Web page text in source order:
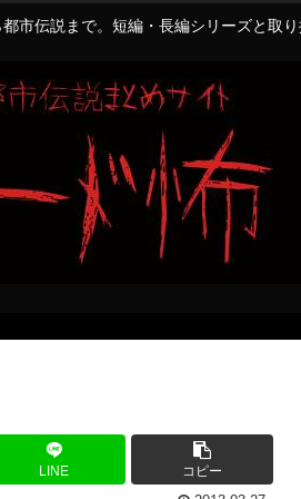
市伝説まで。短編・長編シリーズと取
LINE
コピー